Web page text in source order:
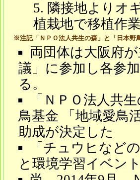
隣接地よりオ
植栽地で移植作
※注記「ＮＰＯ法人共生の森」と「日本野
両団体は大阪府
議」に参加し各参
る。
「ＮＰＯ法人共
鳥基金 「地域愛鳥
助成が決定した
「チュウヒなど
と環境学習イベン